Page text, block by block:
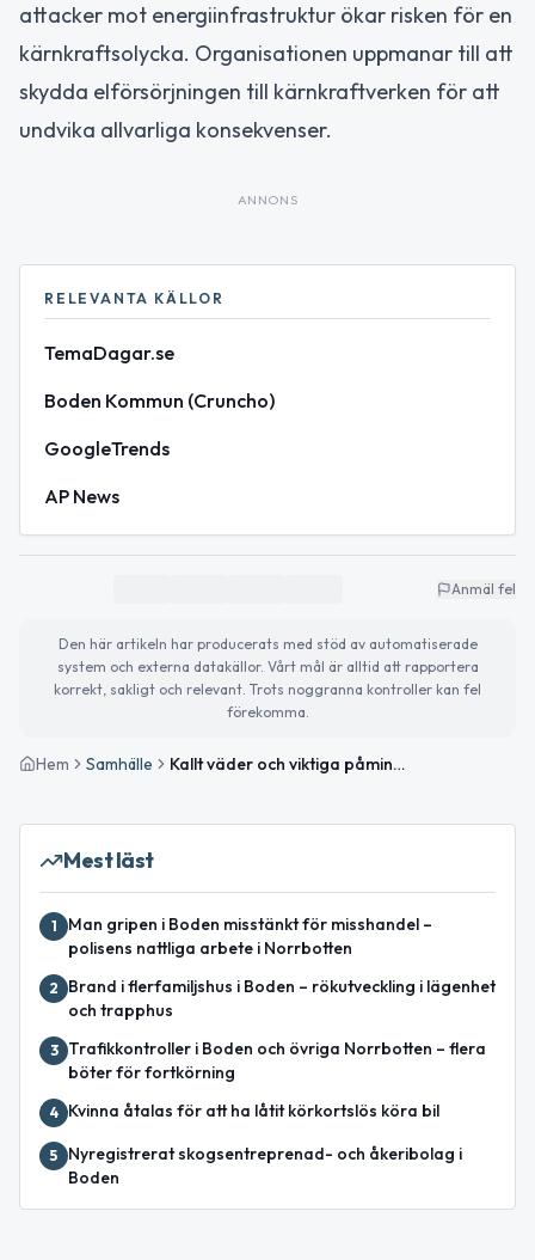
attacker mot energiinfrastruktur ökar risken för en
kärnkraftsolycka. Organisationen uppmanar till att
skydda elförsörjningen till kärnkraftverken för att
undvika allvarliga konsekvenser.
ANNONS
RELEVANTA KÄLLOR
TemaDagar.se
Boden Kommun (Cruncho)
GoogleTrends
AP News
Anmäl fel
Den här artikeln har producerats med stöd av automatiserade
system och externa datakällor. Vårt mål är alltid att rapportera
korrekt, sakligt och relevant. Trots noggranna kontroller kan fel
förekomma.
Hem Samhälle Kallt väder och viktiga påminnelser för Boden den 31 januari
Mest läst
1
Man gripen i Boden misstänkt för misshandel –
polisens nattliga arbete i Norrbotten
2
Brand i flerfamiljshus i Boden – rökutveckling i lägenhet
och trapphus
3
Trafikkontroller i Boden och övriga Norrbotten – flera
böter för fortkörning
4 Kvinna åtalas för att ha låtit körkortslös köra bil
5
Nyregistrerat skogsentreprenad- och åkeribolag i
Boden